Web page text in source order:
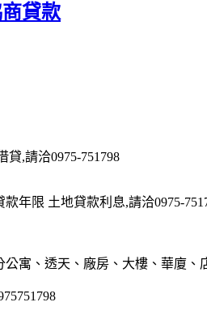
貸款
,請洽0975-751798
年限 土地貸款利息,請洽0975-
寓、透天、廠房、大樓、華廈、